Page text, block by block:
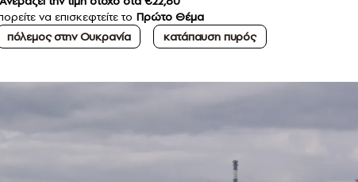
να επισκεφτείτε το Πρώτο Θέμα
πόλεμος στην Ουκρανία κατάπαυση πυρός